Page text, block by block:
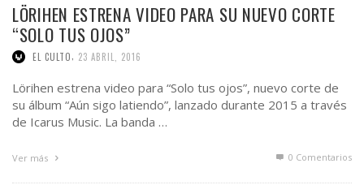
LÖRIHEN ESTRENA VIDEO PARA SU NUEVO CORTE
“SOLO TUS OJOS”
EL CULTO 23 ABRIL, 2016
Lörihen estrena video para “Solo tus ojos”, nuevo corte de
su álbum “Aún sigo latiendo”, lanzado durante 2015 a través
de Icarus Music. La banda …
Ver más 0 Comentarios